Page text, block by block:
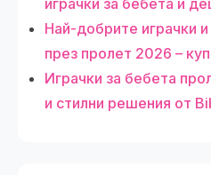
играчки за бебета и
Най-добрите играчки
през пролет 2026 –
Играчки за бебета
и стилни решения от